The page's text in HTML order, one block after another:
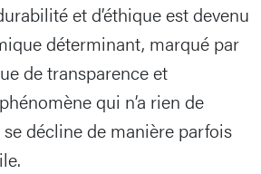
et d’éthique est devenu
déterminant, marqué par
de transparence et
qui n’a rien de
décline de manière parfois